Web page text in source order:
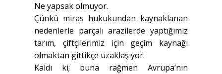
Ne yapsak olmuyor.
Çünkü miras hukukundan kaynaklanan
nedenlerle parçalı arazilerde yaptığımız
tarım, çiftçilerimiz için geçim kaynağı
olmaktan gittikçe uzaklaşıyor.
Kaldı ki; buna rağmen Avrupa’nın